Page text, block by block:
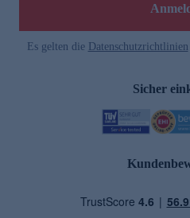
Es gelten die Datenschutzrichtlinien
Sicher